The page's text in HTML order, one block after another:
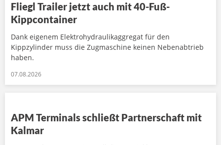
Fliegl Trailer jetzt auch mit 40-Fuß-
Kippcontainer
Dank eigenem Elektrohydraulikaggregat für den
Kippzylinder muss die Zugmaschine keinen Nebenabtrieb
haben.
07.08.2026
APM Terminals schließt Partnerschaft mit
Kalmar